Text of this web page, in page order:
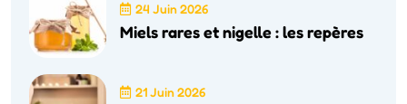
24 Juin 2026
Miels rares et nigelle : les repères
21 Juin 2026